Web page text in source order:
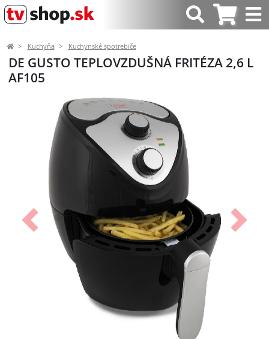
Kuchyňa Kuchynské spotrebiče
DE GUSTO TEPLOVZDUŠNÁ FRITÉZA 2,6 L
AF105
Predchádzajúci Ďalší